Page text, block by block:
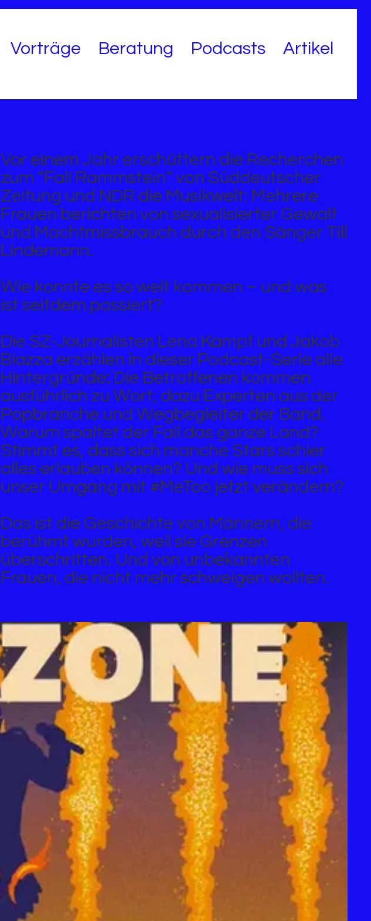
Vorträge Beratung Podcasts Artikel
Vor einem Jahr erschüttern die Recherchen
zum “Fall Rammstein” von Süddeutscher
Zeitung und NDR die Musikwelt: Mehrere
Frauen berichten von sexualisierter Gewalt
und Machtmissbrauch durch den Sänger Till
Lindemann.
Wie konnte es so weit kommen – und was
ist seitdem passiert?
Die SZ-Journalisten Lena Kampf und Jakob
Biazza erzählen in dieser Podcast-Serie alle
Hintergründe: Die Betroffenen kommen
ausführlich zu Wort, dazu Experten aus der
Popbranche und Wegbegleiter der Band.
Warum spaltet der Fall das ganze Land?
Stimmt es, dass sich manche Stars schier
alles erlauben können? Und wie muss sich
unser Umgang mit #MeToo jetzt verändern?
Das ist die Geschichte von Männern, die
berühmt wurden, weil sie Grenzen
überschritten. Und von unbekannten
Frauen, die nicht mehr schweigen wollten.